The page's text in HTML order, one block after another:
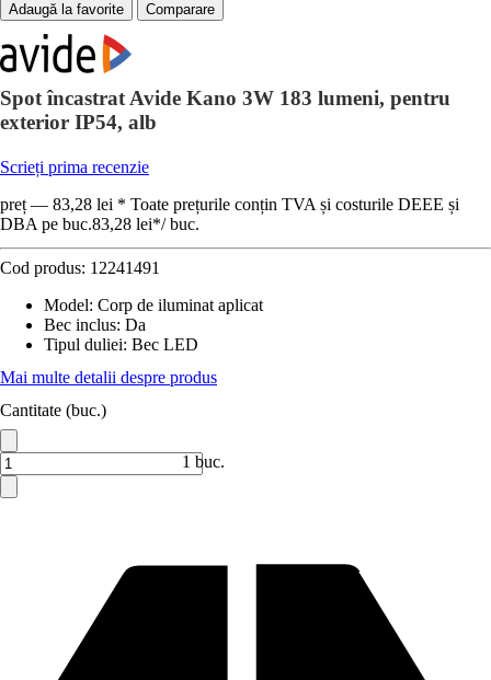
Comparare
Spot încastrat Avide Kano 3W 183 lumeni, pentru
exterior IP54, alb
Scrieți prima recenzie
preț — 83,28 lei * Toate prețurile conțin TVA și costurile DEEE și
DBA pe buc.83,28 lei*/ buc.
Cod produs: 12241491
Model: Corp de iluminat aplicat
Bec inclus: Da
Tipul duliei: Bec LED
Mai multe detalii despre produs
Cantitate (buc.)
1 buc.